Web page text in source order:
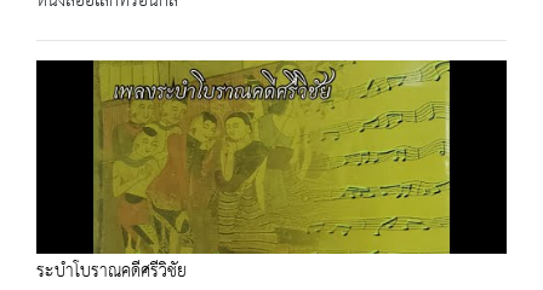
ระบำโบราณคดีศรีวิชัย